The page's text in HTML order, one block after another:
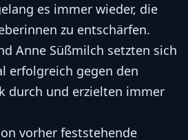
es immer wieder, die
zu entschärfen.
Anne Süßmilch setzten sich
erfolgreich gegen den
durch und erzielten immer
vorher feststehende